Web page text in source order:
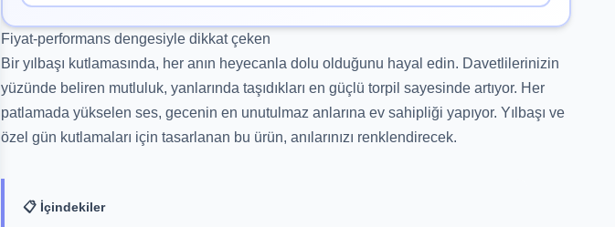
Fiyat-performans dengesiyle dikkat çeken
Bir yılbaşı kutlamasında, her anın heyecanla dolu olduğunu hayal edin. Davetlilerinizin
yüzünde beliren mutluluk, yanlarında taşıdıkları en güçlü torpil sayesinde artıyor. Her
patlamada yükselen ses, gecenin en unutulmaz anlarına ev sahipliği yapıyor. Yılbaşı ve
özel gün kutlamaları için tasarlanan bu ürün, anılarınızı renklendirecek.
📋 İçindekiler